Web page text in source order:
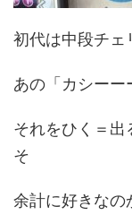
初代は中段チェ
あの「カシーー
それをひく＝出
そ
余計に好きなの